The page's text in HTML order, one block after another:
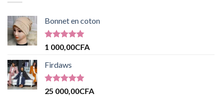
Bonnet en coton
Note 5.00
1 000,00CFA
Firdaws
Note5.00
25 000,00CFA